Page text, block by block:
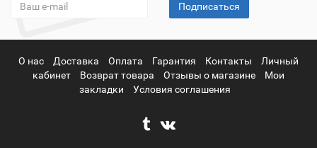
Подписаться
О нас Доставка Оплата Гарантия Контакты
Личный
кабинет
Возврат товара Отзывы о магазине
Мои
закладки
Условия соглашения